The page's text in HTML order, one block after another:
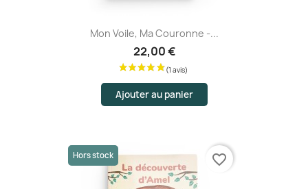
Mon Voile, Ma Couronne -...
22,00 €
Ajouter au panier
Hors stock favorite_border